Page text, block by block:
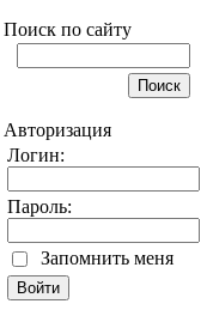
Поиск по сайту
Авторизация
Логин:
Пароль:
Запомнить меня